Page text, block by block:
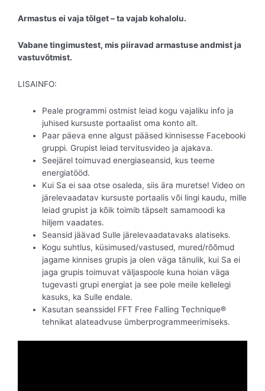
Armastus ei vaja tõlget – ta vajab kohalolu.
Vabane tingimustest, mis piiravad armastuse andmist ja
vastuvõtmist.
LISAINFO:
Peale programmi ostmist leiad kogu vajaliku info ja
juhised kursuste portaalist oma konto alt.
Paar päeva enne algust pääsed kinnisesse Facebooki
gruppi. Grupist leiad tervitusvideo ja ajakava.
Seejärel toimuvad energiaseansid, kus teeme
energiatööd.
Kui Sa ei saa otse osaleda, siis ära muretse! Video on
järelevaadatav kursuste portaalis või lingi kaudu, mille
leiad grupist ja kõik toimib täpselt samamoodi ka
hiljem vaadates.
Seansid jäävad Sulle järelevaadatavaks alatiseks.
Kogu suhtlus, küsimused/vastused, mured/rõõmud
jagame kinnises grupis ja olen väga tänulik, kui Sa ei
jaga grupis toimuvat väljaspoole kuna hoian väga
tugevasti grupi energiat ja see pole meile kellelegi
kasuks, ka Sulle endale.
Kasutan seanssidel FFT Free Falling Technique®
tehnikat alateadvuse ümberprogrammeerimiseks.